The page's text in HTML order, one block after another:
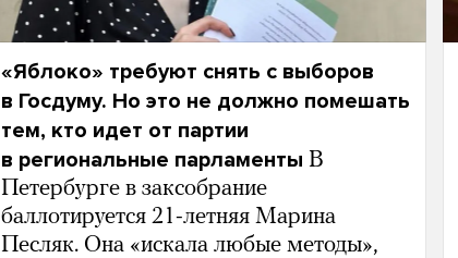
«Яблоко» требуют снять с выборов
в Госдуму. Но это не должно помешать
тем, кто идет от партии
в региональные парламенты В
Петербурге в заксобрание
баллотируется 21-летняя Марина
Песляк. Она «искала любые методы»,